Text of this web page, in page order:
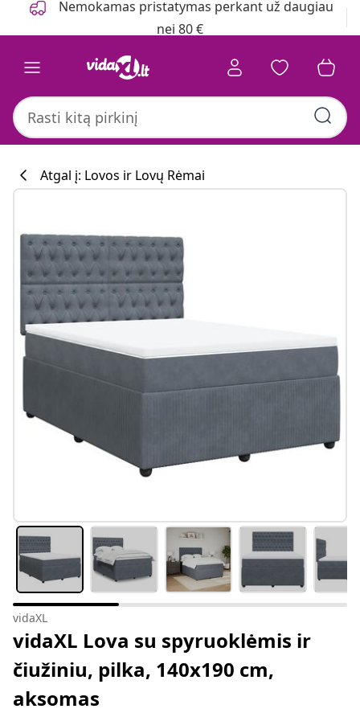
Nemokamas pristatymas perkant už daugiau
nei 80 €
Atgal į: Lovos ir Lovų Rėmai
vidaXL
vidaXL Lova su spyruoklėmis ir
čiužiniu, pilka, 140x190 cm,
aksomas